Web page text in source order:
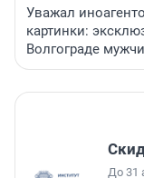
Уважал
картинки:
Волгограде
До 31